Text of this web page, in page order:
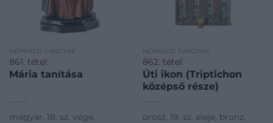
NÉPRAJZI TÁRGYAK
861. tétel:
Mária tanítása
magyar, 18. sz. vége,
NÉPRAJZI TÁRGYAK
862. tétel:
Úti ikon (Triptichon
középső része)
orosz, 19. sz. eleje, bronz,